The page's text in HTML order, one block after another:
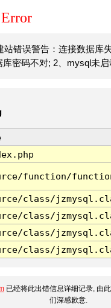
站错误警告：连接数据库
库密码不对; 2、mysql未启
function/
class/
class/
class/
class/
已经将此出错信息详细记录, 由
们深感歉意.